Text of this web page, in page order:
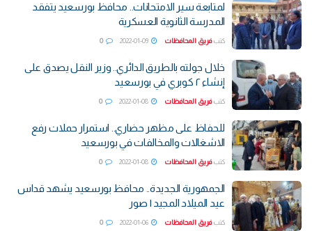
لمتابعة سير الامتحانات.. محافظ بورسعيد يتفقد
المدرسة الثانوية العسكرية
كتب فريق المحافظات 0
خلال جولته بالطريق الدائري.. وزير النقل يصدق على
إنشاء ٢ كوبري في بورسعيد
كتب فريق المحافظات 0
للحفاظ على مظهر حضاري.. استمرار حملات رفع
الاشغالات والمخالفات في بورسعيد
كتب فريق المحافظات 0
الجمهورية الجديدة.. محافظ بورسعيد يشهد قداس
عيد الميلاد المجيد | صور
كتب فريق المحافظات 0